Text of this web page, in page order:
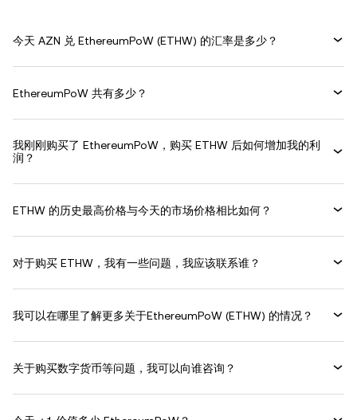
今天 AZN 兑 EthereumPoW (ETHW) 的汇率是多少？
EthereumPoW 共有多少？
我刚刚购买了 EthereumPoW，购买 ETHW 后如何增加我的利
润？
ETHW 的历史最高价格与今天的市场价格相比如何？
对于购买 ETHW，我有一些问题，我应该联系谁？
我可以在哪里了解更多关于EthereumPoW (ETHW) 的情况？
关于购买数字货币等问题，我可以向谁咨询？